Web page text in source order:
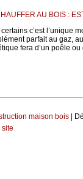
AU BOIS :
certains c’est l’unique
parfait au gaz,
fera d’un poêle
maison bois |
site